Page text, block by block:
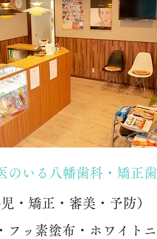
のいる八幡歯科・矯正歯
・矯正・審美・予防）
フッ素塗布・ホワイト